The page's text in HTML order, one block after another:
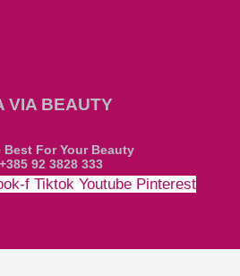
VIA BEAUTY
Best For Your Beauty
92 3828 333
f Tiktok Youtube Pinterest